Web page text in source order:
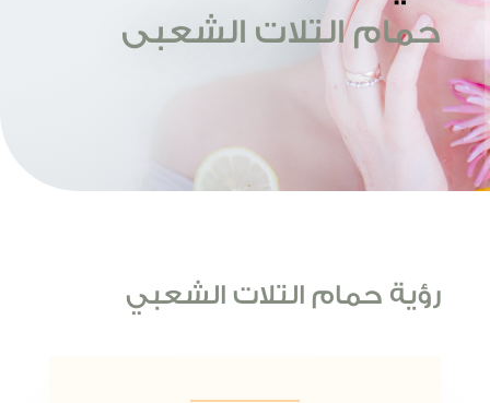
حمام التلات الشعبى
رؤية حمام التلات الشعبي